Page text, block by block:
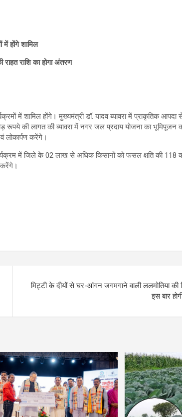
होंगे शामिल
राशि का होगा अंतरण
में शामिल होंगे। मुख्यमंत्री डॉ. यादव ब्यावरा में प्राकृतिक आपदा
रूपये की लागत की ब्यावरा में नगर जल प्रदाय योजना का भूमिपूजन
लोकार्पण करेंगे।
में जिले के 02 लाख से अधिक किसानों को फसल क्षति की 118
मिट्टी के दीयों से घर-आंगन जगमगाने वाली ललमोतिया की
इस बार